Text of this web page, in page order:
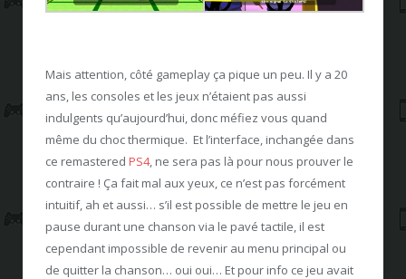
Mais attention, côté gameplay ça pique un peu. Il y a 20
ans, les consoles et les jeux n’étaient pas aussi
indulgents qu’aujourd’hui, donc méfiez vous quand
même du choc thermique. Et l’interface, inchangée dans
ce remastered PS4, ne sera pas là pour nous prouver le
contraire ! Ça fait mal aux yeux, ce n’est pas forcément
intuitif, ah et aussi… s’il est possible de mettre le jeu en
pause durant une chanson via le pavé tactile, il est
cependant impossible de revenir au menu principal ou
de quitter la chanson… oui oui… Et pour info ce jeu avait